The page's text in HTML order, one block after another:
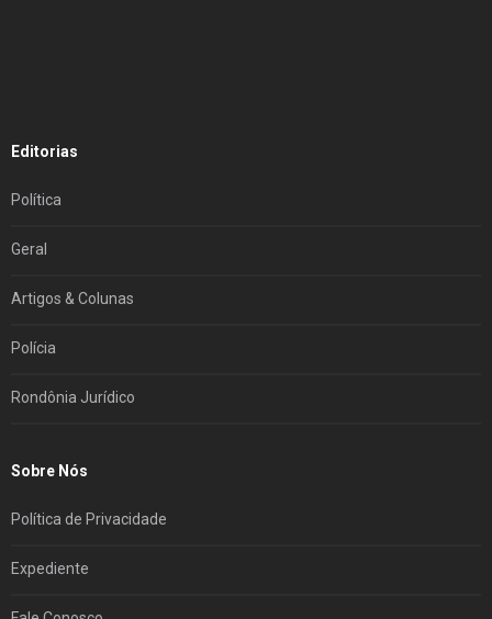
Editorias
Política
Geral
Artigos & Colunas
Polícia
Rondônia Jurídico
Sobre Nós
Política de Privacidade
Expediente